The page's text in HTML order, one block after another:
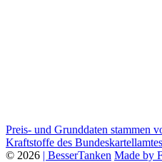
Preis- und Grunddaten stammen
Kraftstoffe des
© 2026 | BesserTanken Made by